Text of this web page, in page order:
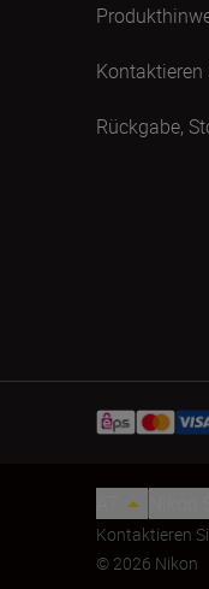
Kontaktieren
Rückgabe,
Kontaktieren
© 2026 Nikon